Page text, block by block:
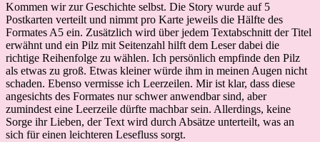
Kommen wir zur Geschichte selbst. Die Story wurde auf 5
Postkarten verteilt und nimmt pro Karte jeweils die Hälfte des
Formates A5 ein. Zusätzlich wird über jedem Textabschnitt der Titel
erwähnt und ein Pilz mit Seitenzahl hilft dem Leser dabei die
richtige Reihenfolge zu wählen. Ich persönlich empfinde den Pilz
als etwas zu groß. Etwas kleiner würde ihm in meinen Augen nicht
schaden. Ebenso vermisse ich Leerzeilen. Mir ist klar, dass diese
angesichts des Formates nur schwer anwendbar sind, aber
zumindest eine Leerzeile dürfte machbar sein. Allerdings, keine
Sorge ihr Lieben, der Text wird durch Absätze unterteilt, was an
sich für einen leichteren Lesefluss sorgt.